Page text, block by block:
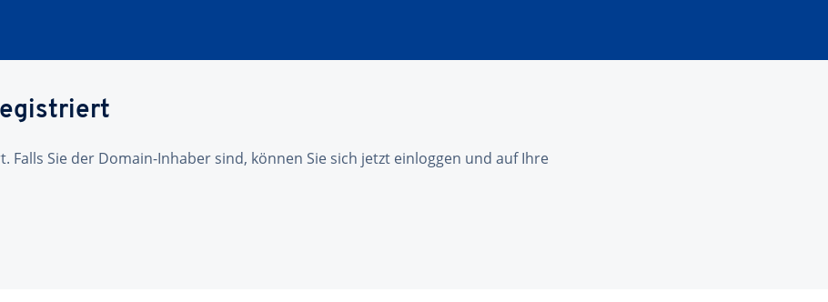
Falls Sie der Domain-Inhaber sind, können Sie sich jetzt einloggen und auf Ihre